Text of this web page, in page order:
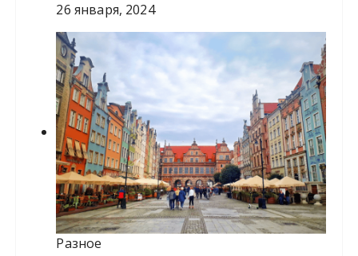
26 января, 2024
Разное